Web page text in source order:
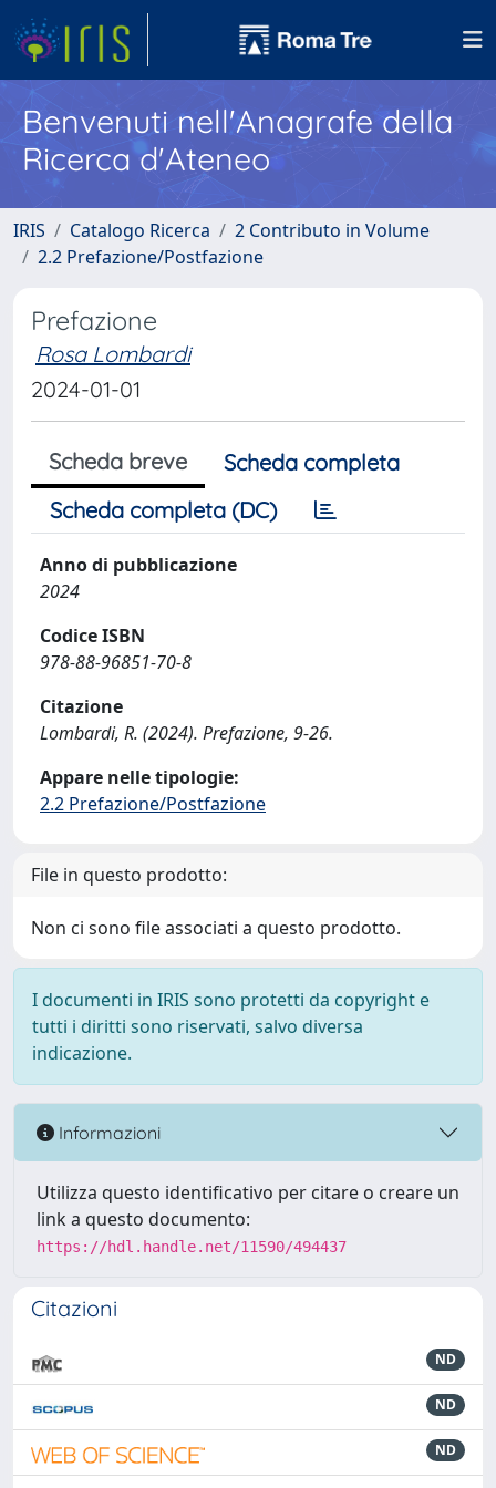
Benvenuti nell'Anagrafe della
Ricerca d'Ateneo
IRIS Catalogo Ricerca
2 Contributo in Volume
2.2 Prefazione/Postfazione
Prefazione
Rosa Lombardi
2024-01-01
Scheda breve
Scheda completa
Scheda completa (DC)
Anno di pubblicazione
2024
Codice ISBN
978-88-96851-70-8
Citazione
Lombardi, R. (2024). Prefazione, 9-26.
Appare nelle tipologie:
2.2 Prefazione/Postfazione
File in questo prodotto:
Non ci sono file associati a questo prodotto.
I documenti in IRIS sono protetti da copyright e
tutti i diritti sono riservati, salvo diversa
indicazione.
Informazioni
Utilizza questo identificativo per citare o creare un
link a questo documento:
https://hdl.handle.net/11590/494437
Citazioni
ND
ND
ND